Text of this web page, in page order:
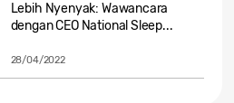
Lebih Nyenyak: Wawancara
dengan CEO National Sleep...
28/04/2022